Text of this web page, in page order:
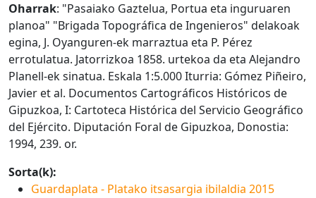
Oharrak: "Pasaiako Gaztelua, Portua eta inguruaren
planoa" "Brigada Topográfica de Ingenieros" delakoak
egina, J. Oyanguren-ek marraztua eta P. Pérez
errotulatua. Jatorrizkoa 1858. urtekoa da eta Alejandro
Planell-ek sinatua. Eskala 1:5.000 Iturria: Gómez Piñeiro,
Javier et al. Documentos Cartográficos Históricos de
Gipuzkoa, I: Cartoteca Histórica del Servicio Geográfico
del Ejército. Diputación Foral de Gipuzkoa, Donostia:
1994, 239. or.
Sorta(k):
Guardaplata - Platako itsasargia ibilaldia 2015